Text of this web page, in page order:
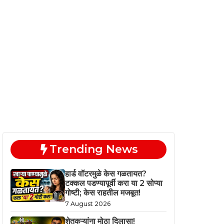
Trending News
हार्ड वॉटरमुळे केस गळतायत?
टक्कल पडण्यापूर्वी करा या 2 सोप्या
गोष्टी; केस राहतील मजबूत!
7 August 2026
शेतकऱ्यांना मोठा दिलासा!